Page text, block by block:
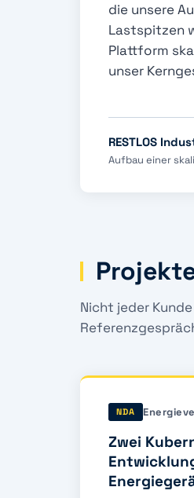
die unsere
Lastspitzen
Plattform
unser
RESTLOS
Aufbau einer
Nicht jeder
NDA
Zwei